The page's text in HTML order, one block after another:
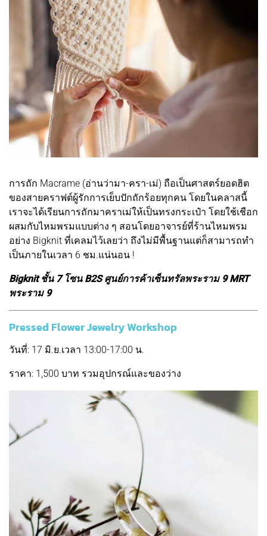
การถัก Macrame (อ่านว่ามา-ครา-เม่) ถือเป็นศาสตร์ยอดฮิต
ของสายคราฟต์ผู้รักการเย็บปักถักร้อยทุกคน โดยในคลาสนี้
เราจะได้เรียนการถักมาคราเม่ให้เป็นทรงกระเป๋า โดยใช้เชือก
ผสมกับไหมพรมแบบต่าง ๆ สอนโดยอาจารย์ที่ร้านไหมพรม
อย่าง Bigknit ที่เคลมไว้เลยว่า ถึงไม่มีพื้นฐานแต่ก็สามารถทำ
เป็นภายในเวลา 6 ชม.แน่นอน !
Bigknit ชั้น 7 โซน B2S ศูนย์การค้าเซ็นทรัลพระราม 9 MRT
พระราม 9
Pressed Flower Jewelry Workshop
วันที่: 17 มิ.ย.เวลา 13:00-17:00 น.
ราคา: 1,500 บาท รวมอุปกรณ์และของว่าง